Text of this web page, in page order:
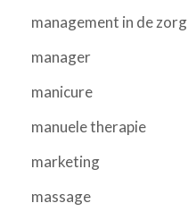
management in de zorg
manager
manicure
manuele therapie
marketing
massage